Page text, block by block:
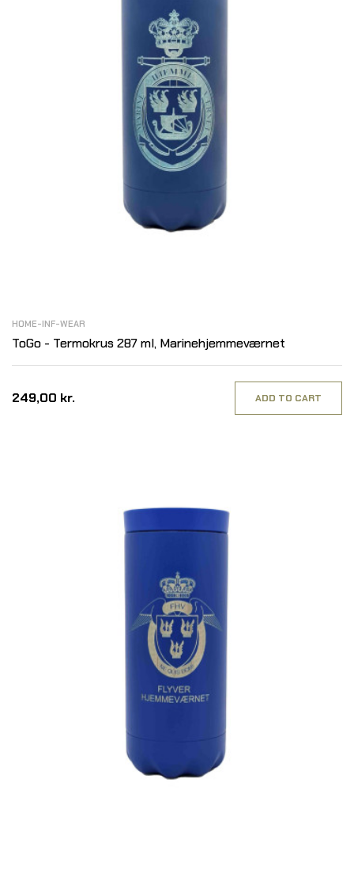
HOME-INF-WEAR
ToGo - Termokrus 287 ml, Marinehjemmeværnet
249,00 kr. ADD TO CART